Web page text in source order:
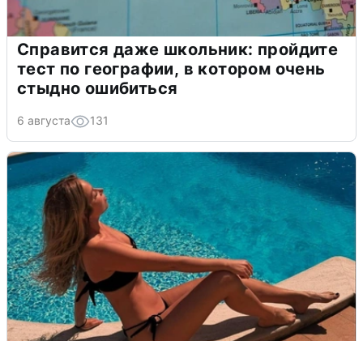
Справится даже школьник: пройдите
тест по географии, в котором очень
стыдно ошибиться
6 августа 131